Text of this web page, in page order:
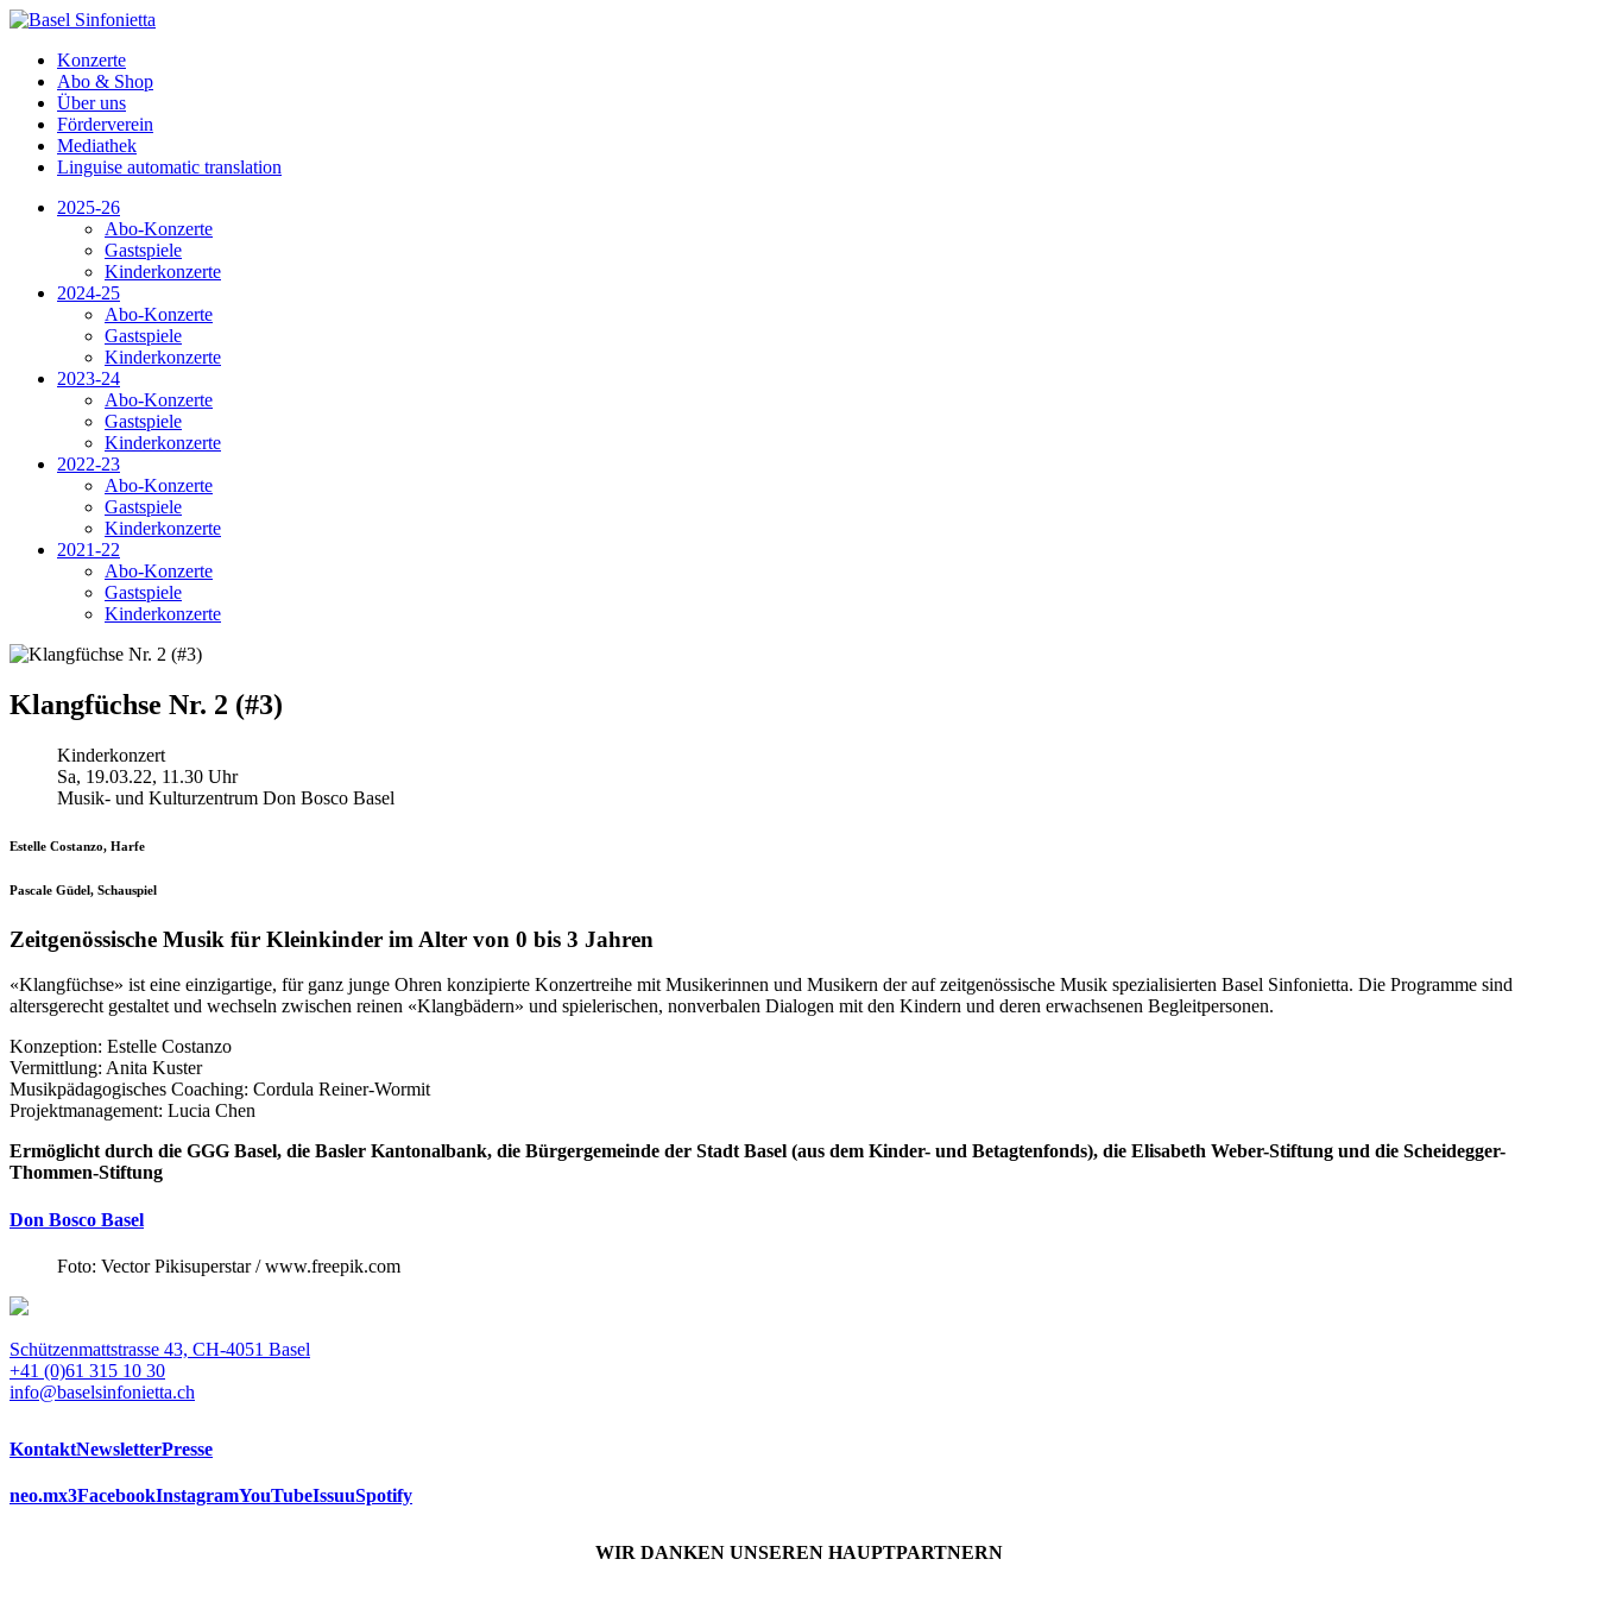
Konzerte
Abo & Shop
Über uns
Förderverein
Mediathek
Linguise automatic translation
2025-26
Abo-Konzerte
Gastspiele
Kinderkonzerte
2024-25
Abo-Konzerte
Gastspiele
Kinderkonzerte
2023-24
Abo-Konzerte
Gastspiele
Kinderkonzerte
2022-23
Abo-Konzerte
Gastspiele
Kinderkonzerte
2021-22
Abo-Konzerte
Gastspiele
Kinderkonzerte
Klangfüchse Nr. 2 (#3)
Kinderkonzert
Sa, 19.03.22, 11.30 Uhr
Musik- und Kulturzentrum Don Bosco Basel
Estelle Costanzo, Harfe
Pascale Güdel, Schauspiel
Zeitgenössische Musik für Kleinkinder im Alter von 0 bis 3 Jahren
«Klangfüchse» ist eine einzigartige, für ganz junge Ohren konzipierte Konzertreihe mit Musikerinnen und Musikern der auf zeitgenössische Musik spezialisierten Basel Sinfonietta. Die Programme sind
altersgerecht gestaltet und wechseln zwischen reinen «Klangbädern» und spielerischen, nonverbalen Dialogen mit den Kindern und deren erwachsenen Begleitpersonen.
Konzeption: Estelle Costanzo
Vermittlung: Anita Kuster
Musikpädagogisches Coaching: Cordula Reiner-Wormit
Projektmanagement: Lucia Chen
Ermöglicht durch die GGG Basel, die Basler Kantonalbank, die Bürgergemeinde der Stadt Basel (aus dem Kinder- und Betagtenfonds), die Elisabeth Weber-Stiftung und die Scheidegger-
Thommen-Stiftung
Don Bosco Basel
Foto: Vector Pikisuperstar / www.freepik.com
Schützenmattstrasse 43, CH-4051 Basel
+41 (0)61 315 10 30
info@baselsinfonietta.ch
KontaktNewsletterPresse
neo.mx3FacebookInstagramYouTubeIssuuSpotify
WIR DANKEN UNSEREN HAUPTPARTNERN